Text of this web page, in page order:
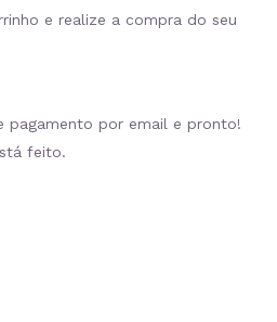
e realize a compra do seu
pagamento por email e pronto!
feito.